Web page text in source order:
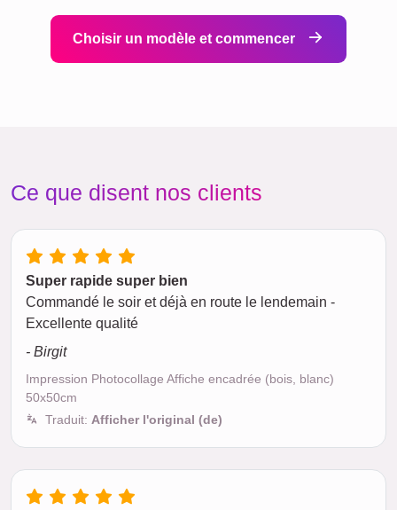
Choisir un modèle et commencer
Ce que disent nos clients
Super rapide super bien
Commandé le soir et déjà en route le lendemain -
Excellente qualité
- Birgit
Impression Photocollage Affiche encadrée (bois, blanc)
50x50cm
Traduit: Afficher l'original (de)